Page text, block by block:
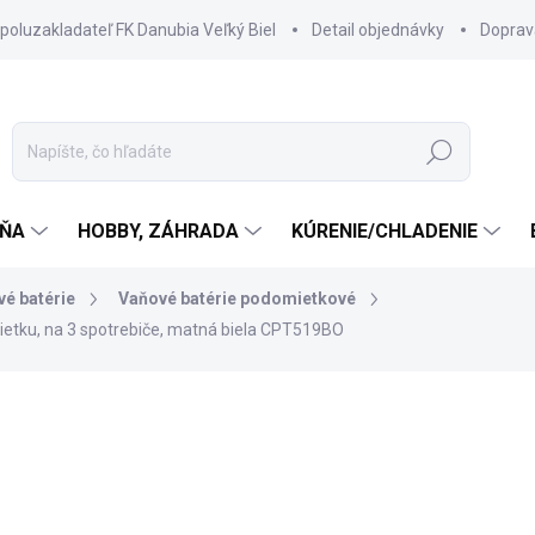
FK Danubia Veľký Biel Detail objednávky
Hľadať
HOBBY, ZÁHRADA KÚRENIE/CHLADENIE
batérie
Vaňové batérie podomietkové
na 3 spotrebiče, matná biela CPT519BO